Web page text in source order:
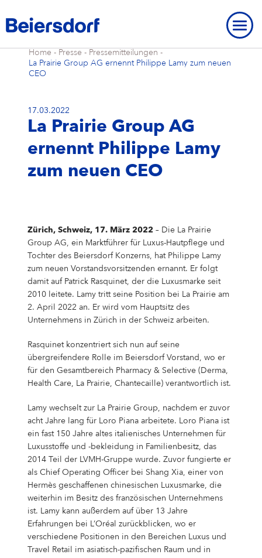
ÜBER UNS
Über uns
Unsere Strategie
Unser Management Team
Unser Aufsichtsrat
UNSERE STANDORTE
Unsere Standorte
Unsere Hamburger Standorte
Unsere Forschungsstandorte
UNSERE FORSCHUNG
Unsere Studien & Publikationen
Unsere Haltung zu Tierversuchen
Unser Open Innovation Ansatz
Unsere Geschichte
Meilensteine
Gründungsgeschichte
Unsere Lokalgeschichte
Persönlichkeiten
Internationale Entwicklung
Beiersdorf Chronicle
UNSERE MARKEN
Unsere Marken
Hansaplast / Elastoplast / CURITAS
La Prairie
Chantecaille
tesa
Weitere Ikonische Marken
MARKENGESCHICHTE
Eucerin
Hansaplast
La Prairie
8X4
Florena
Werbefilmklassiker
NIVEA Ball
STRATEGISCHER RAHMEN
Produkttransparenz
Partnerschaften
Ratings & Rankings
Für das Klima
Für Zirkularität
Für Ökosysteme
Inklusion & Gesellschaft
Für unsere Mitarbeitenden
Für unsere Konsument*innen
Für die Gesellschaft
BERICHTE & RICHTLINIEN
Berichte & Richtlinien
Nichtfinanzielle Erklärung 2025
Climate Transition Plan
Download Center
Störfallinformationen
Innovationen
EPICELLINE® – Hautverjüngung
Mikrobiom – Hautbarriere
Coenzym Q10 – Hautzellenergie
AKTIE
Aktie
Aktienkurs
Struktur der Aktionär*innen
Analyst*innen
Dividende
Aktienrückkauf
Factsheet
Unsere Strategie
Verantwortung & Ambitionen
VERÖFFENTLICHUNGEN
Veröffentlichungen
Finanzmeldungen
Finanzberichte & Präsentationen
​Finanzkalender 2026
Ad-hoc-Meldungen
Directors’ Dealings
Stimmrechtsmitteilungen
CORPORATE GOVERNANCE
Corporate Governance
Entsprechenserklärung
Erklärung zur Unternehmensführung
Führungsstruktur, Satzung & Geschäftsordnungen
Vergütung von Vorstand und Aufsichtsrat
Transparenz, Rechnungslegung & Abschlussprüfung
COMPLIANCE
Einleitung
Compliance Leitlinien
Code of Conduct
Speak up. We care. – Hinweisgebersystem
Hauptversammlung
2026
Archiv
KONTAKT
Ansprechpersonen
FAQ
Glossar
ÜBERBLICK
AUSBILDUNG
Ausbildung
Vorteile
Bewerbungsprozess
Erfahrungen
FAQ
STUDIERENDE
Studierende
BEYOND: Unser Graduate Programm
Promotion
BERUFSEINSTIEG & BERUFSERFAHRENE
Marketing
Sales & eCommerce
Finance & Controlling
Supply Chain Management
Forschung & Entwicklung
Human Resources
Campus Services
Deine Bewerbung
Jobsuche
Job Alert
Bewerbungsprozess
Bewerbungs-FAQ
Unsere Tochtergesellschaften
WAS WIR MIT CARE MEINEN
Care changes everything.
Arbeiten bei Beiersdorf
Deine Benefits
Presse
Pressemitteilungen
Download Center
Pressekontakte
FAQs & Statements
UNSERE AUTOR*INNEN
HINWEISGEBERSYSTEM
KONTAKT
IMPRESSUM
Standort Deutschland
Home - Presse - Pressemitteilungen -
La Prairie Group AG ernennt Philippe Lamy zum neuen
CEO
17.03.2022
La Prairie Group AG
ernennt Philippe Lamy
zum neuen CEO
Zürich, Schweiz, 17. März 2022– Die La Prairie
Group AG, ein Marktführer für Luxus-Hautpflege und
Tochter des Beiersdorf Konzerns, hat Philippe Lamy
zum neuen Vorstandsvorsitzenden ernannt. Er folgt
damit auf Patrick Rasquinet, der die Luxusmarke seit
2010 leitete. Lamy tritt seine Position bei La Prairie am
2. April 2022 an. Er wird vom Hauptsitz des
Unternehmens in Zürich in der Schweiz arbeiten.
Rasquinet konzentriert sich nun auf seine
übergreifendere Rolle im Beiersdorf Vorstand, wo er
für den Gesamtbereich Pharmacy & Selective (Derma,
Health Care, La Prairie, Chantecaille) verantwortlich ist.
Lamy wechselt zur La Prairie Group, nachdem er zuvor
acht Jahre lang für Loro Piana arbeitete. Loro Piana ist
ein fast 150 Jahre altes italienisches Unternehmen für
Luxusstoffe und -bekleidung in Familienbesitz, das
2014 Teil der LVMH-Gruppe wurde. Zuvor fungierte er
als Chief Operating Officer bei Shang Xia, einer von
Hermès geschaffenen chinesischen Luxusmarke, die
weiterhin im Besitz des französischen Unternehmens
ist. Lamy kann außerdem auf über 13 Jahre
Erfahrungen bei L’Oréal zurückblicken, wo er
verschiedene Positionen in den Bereichen Luxus und
Travel Retail im asiatisch-pazifischen Raum und in